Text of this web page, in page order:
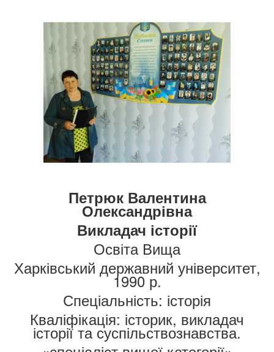
Петрюк Валентина
Олександрівна
Викладач історії
Освіта Вища
Харківський державний університет,
1990 р.
Спеціальність: історія
Кваліфікація: історик, викладач
історії та суспільствознавства.